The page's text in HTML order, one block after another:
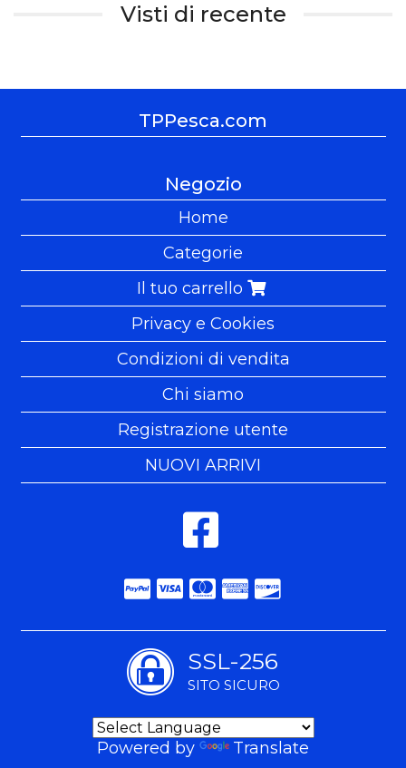
Visti di recente
TPPesca.com
Negozio
Home
Categorie
Il tuo carrello
Privacy e Cookies
Condizioni di vendita
Chi siamo
Registrazione utente
NUOVI ARRIVI
SSL-256
SITO SICURO
Powered by Translate